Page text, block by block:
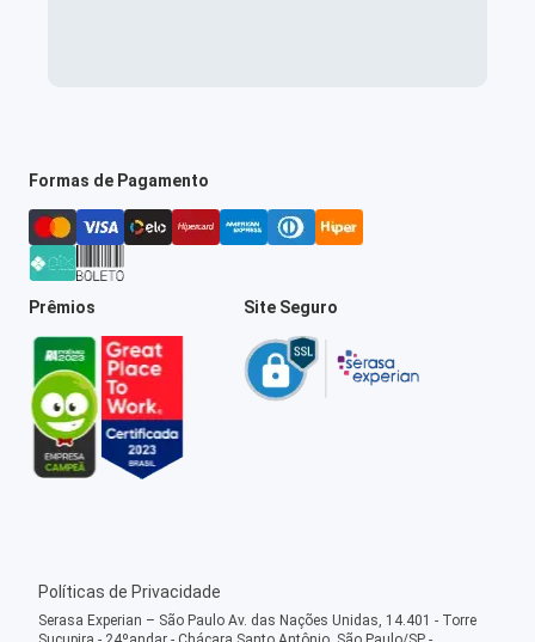
Formas de Pagamento
Prêmios Site Seguro
Políticas de Privacidade
Serasa Experian – São Paulo Av. das Nações Unidas, 14.401 - Torre